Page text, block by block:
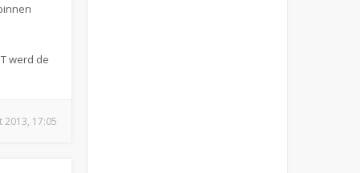
werd de
2013, 17:05